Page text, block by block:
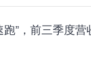
”，前三季度